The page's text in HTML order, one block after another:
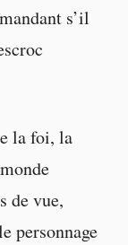
s’il
la foi, la
de vue,
personnage